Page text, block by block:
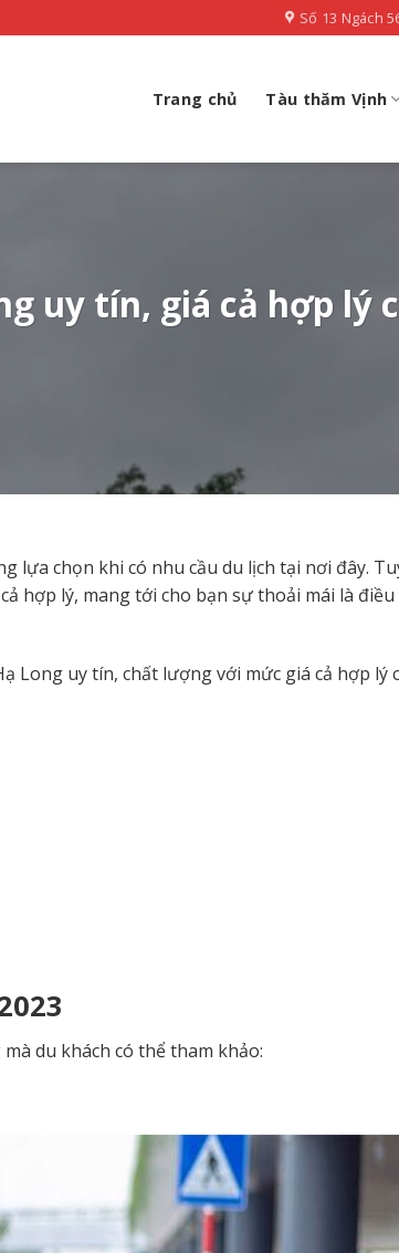
Số 13 Ngách
Trang chủ Tàu thăm Vịnh
uy tín, giá cả hợp lý
lựa chọn khi có nhu cầu du lịch tại nơi đây.
hợp lý, mang tới cho bạn sự thoải mái là
Long uy tín, chất lượng với mức giá cả hợp lý
du khách có thể tham khảo: